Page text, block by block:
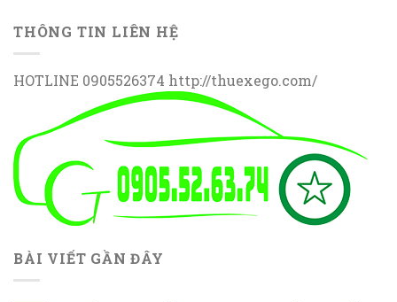
THÔNG TIN LIÊN HỆ
HOTLINE 0905526374 http://thuexego.com/
BÀI VIẾT GẦN ĐÂY